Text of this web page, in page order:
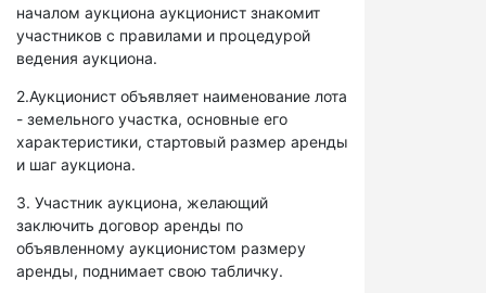
началом аукциона аукционист знакомит
участников с правилами и процедурой
ведения аукциона.
2.Аукционист объявляет наименование лота
- земельного участка, основные его
характеристики, стартовый размер аренды
и шаг аукциона.
3. Участник аукциона, желающий
заключить договор аренды по
объявленному аукционистом размеру
аренды, поднимает свою табличку.